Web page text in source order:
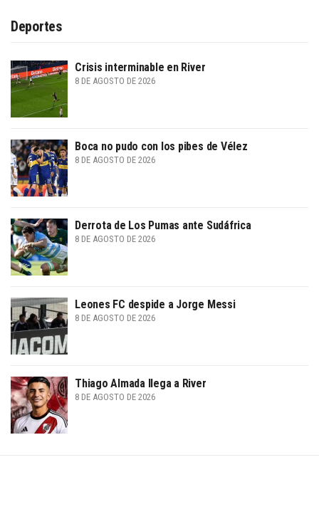
Deportes
Crisis interminable en River
8 DE AGOSTO DE 2026
Boca no pudo con los pibes de Vélez
8 DE AGOSTO DE 2026
Derrota de Los Pumas ante Sudáfrica
8 DE AGOSTO DE 2026
Leones FC despide a Jorge Messi
8 DE AGOSTO DE 2026
Thiago Almada llega a River
8 DE AGOSTO DE 2026